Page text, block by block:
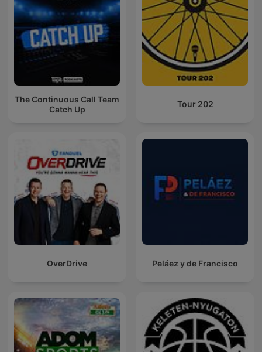
The Continuous Call Team
Catch Up
Tour 202
OverDrive Peláez y de Francisco